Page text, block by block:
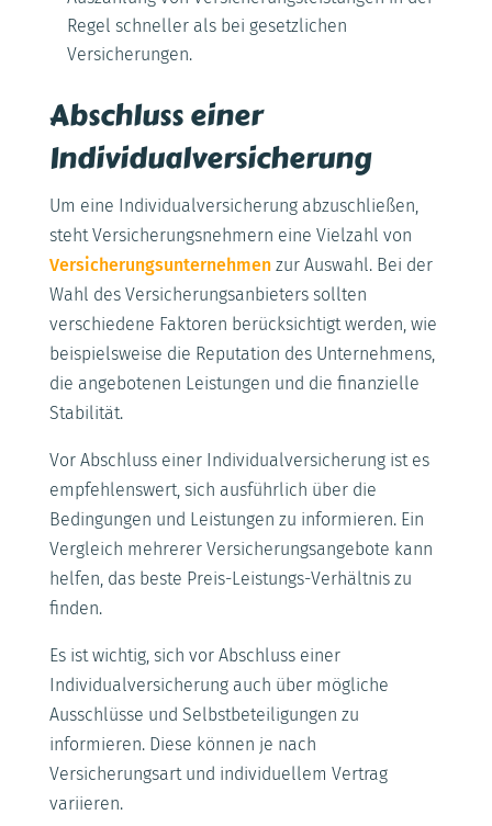
Regel schneller als bei gesetzlichen
Versicherungen.
Abschluss einer
Individualversicherung
Um eine Individualversicherung abzuschließen,
steht Versicherungsnehmern eine Vielzahl von
Versicherungsunternehmenzur Auswahl. Bei der
Wahl des Versicherungsanbieters sollten
verschiedene Faktoren berücksichtigt werden, wie
beispielsweise die Reputation des Unternehmens,
die angebotenen Leistungen und die finanzielle
Stabilität.
Vor Abschluss einer Individualversicherung ist es
empfehlenswert, sich ausführlich über die
Bedingungen und Leistungen zu informieren. Ein
Vergleich mehrerer Versicherungsangebote kann
helfen, das beste Preis-Leistungs-Verhältnis zu
finden.
Es ist wichtig, sich vor Abschluss einer
Individualversicherung auch über mögliche
Ausschlüsse und Selbstbeteiligungen zu
informieren. Diese können je nach
Versicherungsart und individuellem Vertrag
variieren.